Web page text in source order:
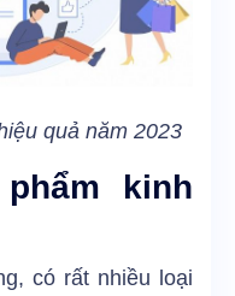
quả năm 2023
kinh
có rất nhiều loại